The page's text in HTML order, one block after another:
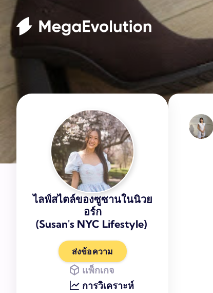
ไลฟ์สไตล์ของซูซานในนิวย
อร์ก
(Susan's NYC Lifestyle)
ส่งข้อความ
แพ็กเกจ
การวิเคราะห์